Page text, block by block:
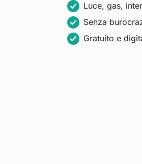
Luce, gas,
Senza
Gratuito e